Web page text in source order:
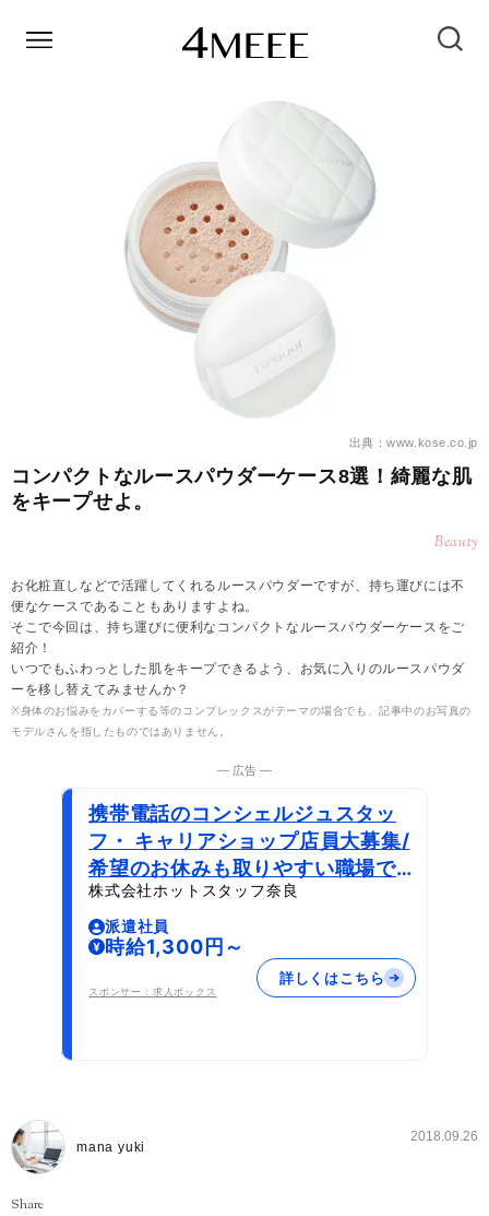
出典：www.kose.co.jp
コンパクトなルースパウダーケース8選！綺麗な肌
をキープせよ。
Beauty
お化粧直しなどで活躍してくれるルースパウダーですが、持ち運びには不
便なケースであることもありますよね。
そこで今回は、持ち運びに便利なコンパクトなルースパウダーケースをご
紹介！
いつでもふわっとした肌をキープできるよう、お気に入りのルースパウダ
ーを移し替えてみませんか？
※身体のお悩みをカバーする等のコンプレックスがテーマの場合でも、記事中のお写真の
モデルさんを指したものではありません。
― 広告 ―
携帯電話のコンシェルジュスタッ
フ・ キャリアショップ店員大募集/
希望のお休みも取りやすい職場で
す
株式会社ホットスタッフ奈良
派遣社員
時給1,300円～
スポンサー：求人ボックス
詳しくはこちら
mana yuki
2018.09.26
Share